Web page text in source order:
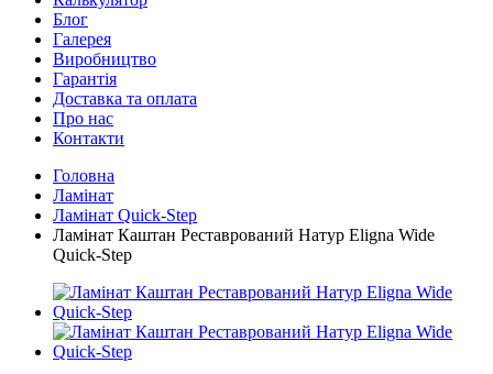
Блог
Галерея
Виробництво
Гарантія
Доставка та оплата
Про нас
Контакти
Головна
Ламінат
Ламінат Quick-Step
Ламінат Каштан Реставрований Натур Eligna Wide
Quick-Step